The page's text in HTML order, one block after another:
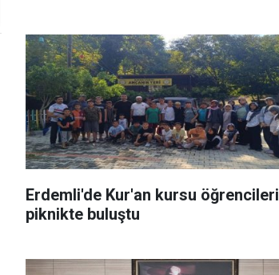
Erdemli'de Kur'an kursu öğrencileri
piknikte buluştu